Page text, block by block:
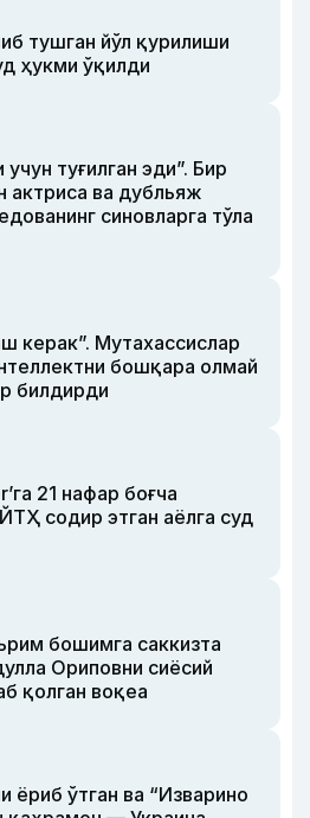
тушган йўл қурилиши
ҳукми ўқилди
туғилган эди”. Бир
актриса ва дубльяж
синовларга тўла
керак”. Мутахассислар
бошқара олмай
билдирди
21 нафар боғча
содир этган аёлга суд
бошимга саккизта
Ориповни сиёсий
қолган воқеа
ёриб ўтган ва “Изварино